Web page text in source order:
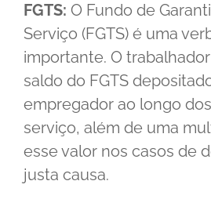
FGTS: O Fundo de
Serviço (FGTS) é uma
importante. O
saldo do FGTS
empregador ao longo
serviço, além de uma
esse valor nos casos de
justa causa.